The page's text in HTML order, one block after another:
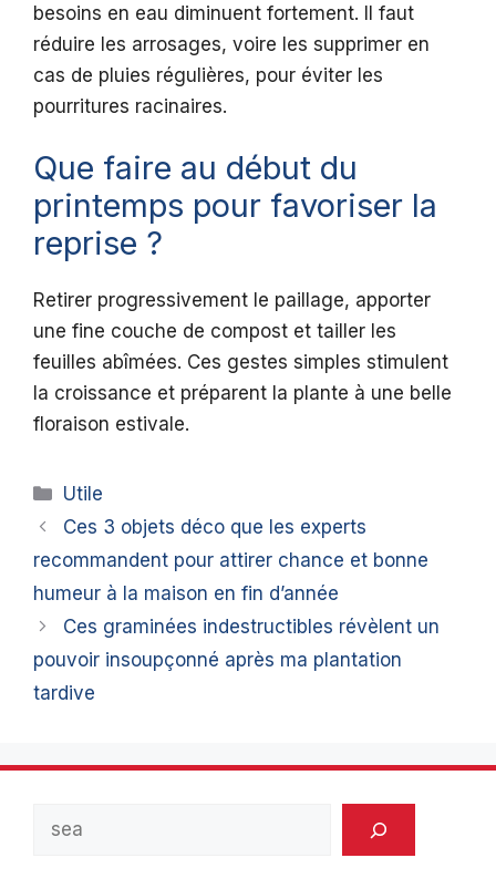
besoins en eau diminuent fortement. Il faut
réduire les arrosages, voire les supprimer en
cas de pluies régulières, pour éviter les
pourritures racinaires.
Que faire au début du
printemps pour favoriser la
reprise ?
Retirer progressivement le paillage, apporter
une fine couche de compost et tailler les
feuilles abîmées. Ces gestes simples stimulent
la croissance et préparent la plante à une belle
floraison estivale.
Catégories
Utile
Ces 3 objets déco que les experts
recommandent pour attirer chance et bonne
humeur à la maison en fin d’année
Ces graminées indestructibles révèlent un
pouvoir insoupçonné après ma plantation
tardive